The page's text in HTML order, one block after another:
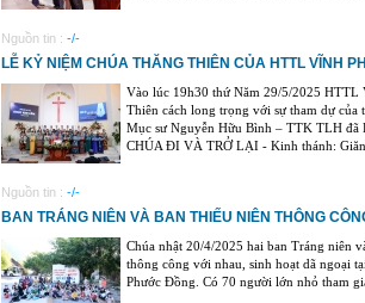
Nguồn tin : -/-
LỄ KỶ NIỆM CHÚA THĂNG THIÊN CỦA HTTL VĨNH
Vào lúc 19h30 thứ Năm 29/5/2025 HTTL
Thiên cách long trọng với sự tham dự của
Mục sư Nguyễn Hữu Bình – TTK TLH đã
CHÚA ĐI VÀ TRỞ LẠI - Kinh thánh:
Nguồn tin : -/-
BAN TRÁNG NIÊN VÀ BAN THIẾU NIÊN THÔNG
Chúa nhật 20/4/2025 hai ban Tráng niên
thông công với nhau, sinh hoạt dã ngoại
Phước Đồng. Có 70 người lớn nhỏ tham